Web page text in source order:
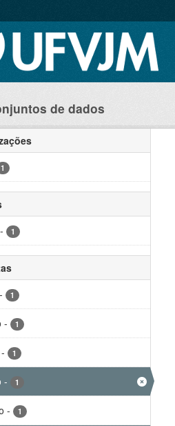
de dados
1
- 1
- 1
- 1
- 1
- 1
- 1